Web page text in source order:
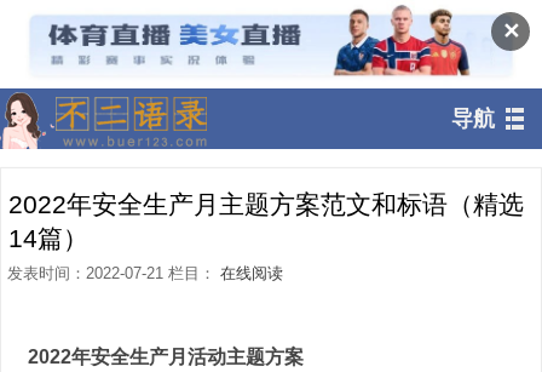
✕
导航
2022年安全生产月主题方案范文和标语（精选
14篇）
发表时间：2022-07-21 栏目： 在线阅读
2022年安全生产月活动主题方案